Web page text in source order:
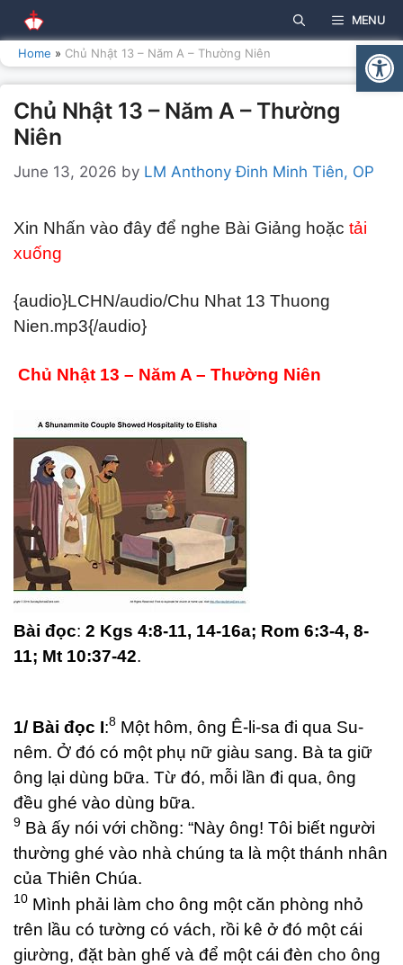
to
content
MENU
Home » Chủ Nhật 13 – Năm A – Thường Niên
Chủ Nhật 13 – Năm A – Thường
Niên
June 13, 2026 by LM Anthony Đinh Minh Tiên, OP
Xin Nhấn vào đây để nghe Bài Giảng hoặc tải
xuống
{audio}LCHN/audio/Chu Nhat 13 Thuong
Nien.mp3{/audio}
Chủ Nhật 13 – Năm A – Thường Niên
Bài đọc: 2 Kgs 4:8-11, 14-16a; Rom 6:3-4, 8-
11; Mt 10:37-42.
1/ Bài đọc I:8 Một hôm, ông Ê-li-sa đi qua Su-
nêm. Ở đó có một phụ nữ giàu sang. Bà ta giữ
ông lại dùng bữa. Từ đó, mỗi lần đi qua, ông
đều ghé vào dùng bữa.
9 Bà ấy nói với chồng: “Này ông! Tôi biết người
thường ghé vào nhà chúng ta là một thánh nhân
của Thiên Chúa.
10 Mình phải làm cho ông một căn phòng nhỏ
trên lầu có tường có vách, rồi kê ở đó một cái
giường, đặt bàn ghế và để một cái đèn cho ông